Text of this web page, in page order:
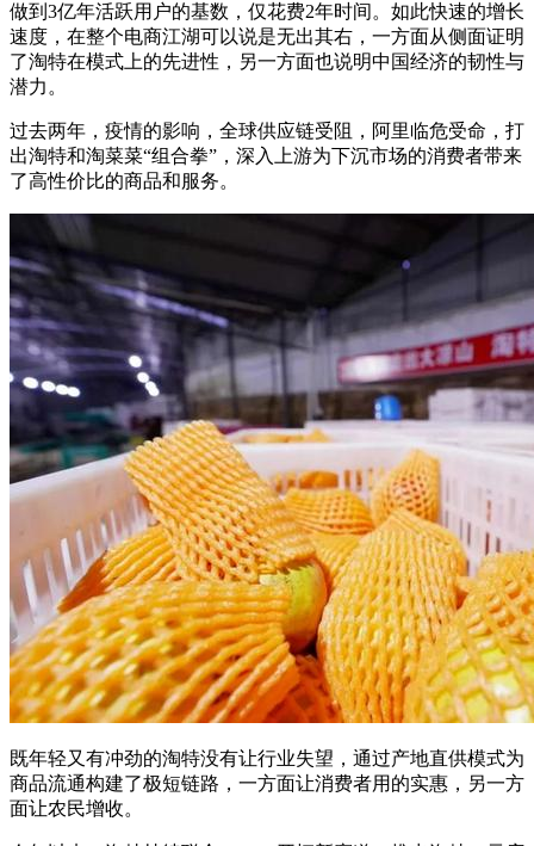
做到3亿年活跃用户的基数，仅花费2年时间。如此快速的增长
速度，在整个电商江湖可以说是无出其右，一方面从侧面证明
了淘特在模式上的先进性，另一方面也说明中国经济的韧性与
潜力。
过去两年，疫情的影响，全球供应链受阻，阿里临危受命，打
出淘特和淘菜菜“组合拳”，深入上游为下沉市场的消费者带来
了高性价比的商品和服务。
既年轻又有冲劲的淘特没有让行业失望，通过产地直供模式为
商品流通构建了极短链路，一方面让消费者用的实惠，另一方
面让农民增收。